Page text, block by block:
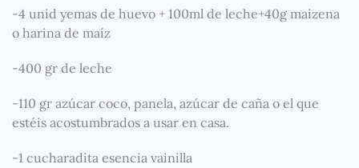
-4 unid yemas de huevo + 100ml de leche+40g maizena
o harina de maíz
-400 gr de leche
-110 gr azúcar coco, panela, azúcar de caña o el que
estéis acostumbrados a usar en casa.
-1 cucharadita esencia vainilla